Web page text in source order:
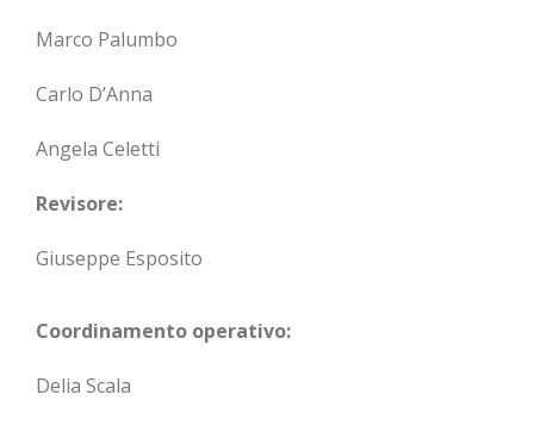
Marco Palumbo
Carlo D’Anna
Angela Celetti
Revisore:
Giuseppe Esposito
Coordinamento operativo:
Delia Scala